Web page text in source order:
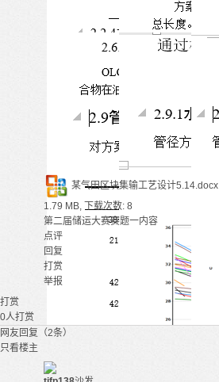
某气田区块集输工艺设计5.14.docx
1.79 MB, 下载次数: 8
第二届储运大赛赛题一内容
点评
回复
打赏
举报
打赏
0人打赏
网友回复（2条）
只看楼主